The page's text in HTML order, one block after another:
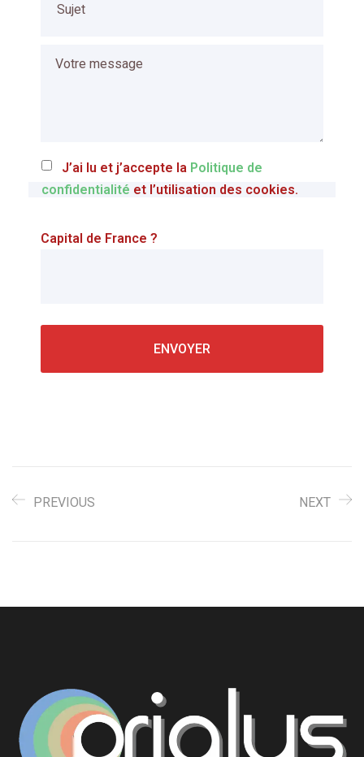
J’ai lu et j’accepte la Politique de
confidentialité et l’utilisation des cookies.
Capital de France ?
PREVIOUS NEXT